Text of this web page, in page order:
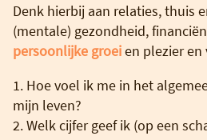
Denk hierbij aan relaties, thuis
(mentale) gezondheid,
persoonlijke groeien plezier en
1. Hoe voel ik me in het
mijn leven?
2. Welk cijfer geef ik (op een